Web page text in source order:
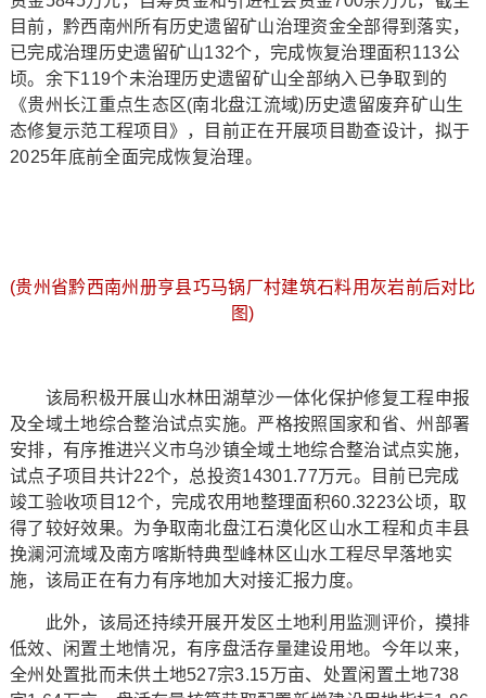
目前，黔西南州所有历史遗留矿山治理资金全部得到落实，
已完成治理历史遗留矿山132个，完成恢复治理面积113公
顷。余下119个未治理历史遗留矿山全部纳入已争取到的
《贵州长江重点生态区(南北盘江流域)历史遗留废弃矿山生
态修复示范工程项目》，目前正在开展项目勘查设计，拟于
2025年底前全面完成恢复治理。
(贵州省黔西南州册亨县巧马锅厂村建筑石料用灰岩前后对比
图)
该局积极开展山水林田湖草沙一体化保护修复工程申报
及全域土地综合整治试点实施。严格按照国家和省、州部署
安排，有序推进兴义市乌沙镇全域土地综合整治试点实施，
试点子项目共计22个，总投资14301.77万元。目前已完成
竣工验收项目12个，完成农用地整理面积60.3223公顷，取
得了较好效果。为争取南北盘江石漠化区山水工程和贞丰县
挽澜河流域及南方喀斯特典型峰林区山水工程尽早落地实
施，该局正在有力有序地加大对接汇报力度。
此外，该局还持续开展开发区土地利用监测评价，摸排
低效、闲置土地情况，有序盘活存量建设用地。今年以来，
全州处置批而未供土地527宗3.15万亩、处置闲置土地738